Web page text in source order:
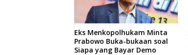
Eks Menkopolhukam Minta
Prabowo Buka-bukaan soal
Siapa yang Bayar Demo